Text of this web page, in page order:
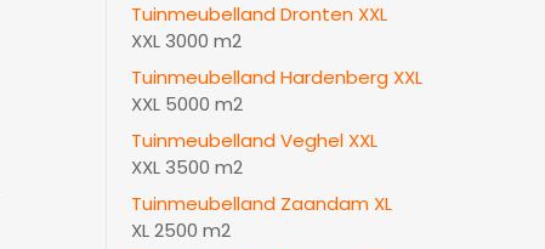
Tuinmeubelland Dronten XXL
XXL 3000 m2
Tuinmeubelland Hardenberg XXL
XXL 5000 m2
Tuinmeubelland Veghel XXL
XXL 3500 m2
Tuinmeubelland Zaandam XL
XL 2500 m2